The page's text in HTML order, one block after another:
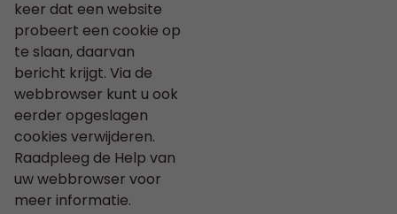
keer dat een website
probeert een cookie op
te slaan, daarvan
bericht krijgt. Via de
webbrowser kunt u ook
eerder opgeslagen
cookies verwijderen.
Raadpleeg de Help van
uw webbrowser voor
meer informatie.